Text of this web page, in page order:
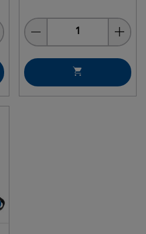
Add To Favorites